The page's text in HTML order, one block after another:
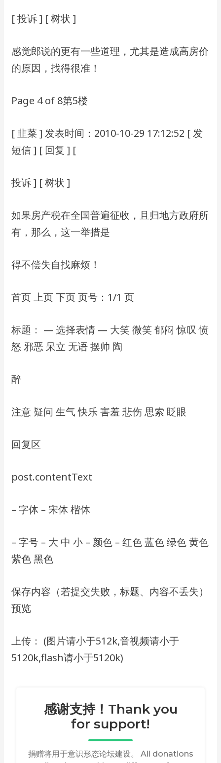
[ 投诉 ] [ 树状 ]
感觉郎说的更有⼀些道理，尤其是造成⾼房价
的原因，找得很准！
Page 4 of 8第5楼
[ ⾲菜 ] 发表时间：2010-10-29 17:12:52 [ 发
短信 ] [ 回复 ] [
投诉 ] [ 树状 ]
如果房产税在全国普遍征收，且归地⽅政府所
有，那么，这⼀举措是
得不偿失⾃找麻烦！
⾸⻚ 上⻚ 下⻚ ⻚号：1/1 ⻚
标题： — 选择表情 — ⼤笑 微笑 郁闷 惊叹 愤
怒 邪恶 呆⽴ ⽆语 摆帅 陶
醉
注意 疑问 ⽣⽓ 快乐 害羞 悲伤 思索 眨眼
回复区
post.contentText
– 字体 – 宋体 楷体
– 字号 – ⼤ 中 ⼩ – 颜⾊ – 红⾊ 蓝⾊ 绿⾊ ⻩⾊
紫⾊ ⿊⾊
保存内容（若提交失败，标题、内容不丢失）
预览
上传： (图⽚请⼩于512k,⾳视频请⼩于
5120k,flash请⼩于5120k)